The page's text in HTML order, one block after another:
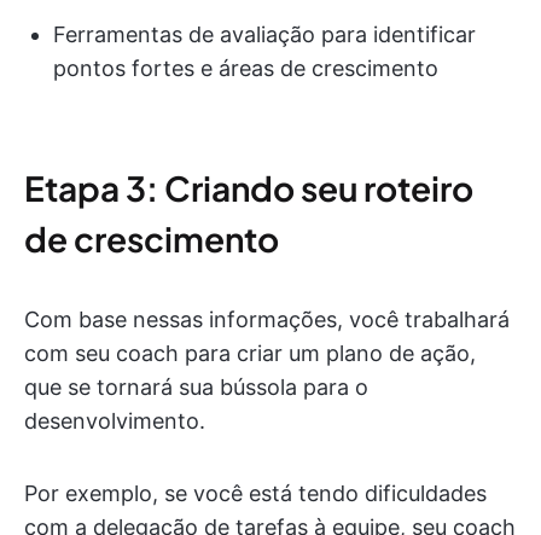
Ferramentas de avaliação para identificar
pontos fortes e áreas de crescimento
Etapa 3: Criando seu roteiro
de crescimento
Com base nessas informações, você trabalhará
com seu coach para criar um plano de ação,
que se tornará sua bússola para o
desenvolvimento.
Por exemplo, se você está tendo dificuldades
com a delegação de tarefas à equipe, seu coach